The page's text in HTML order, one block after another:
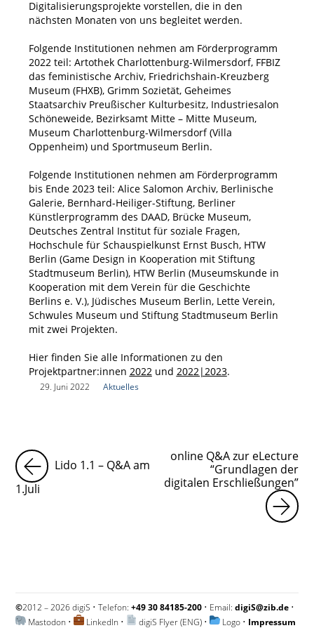
Digitalisierungsprojekte vorstellen, die in den
nächsten Monaten von uns begleitet werden.
Folgende Institutionen nehmen am Förderprogramm
2022 teil: Artothek Charlottenburg-Wilmersdorf, FFBIZ
das feministische Archiv, Friedrichshain-Kreuzberg
Museum (FHXB), Grimm Sozietät, Geheimes
Staatsarchiv Preußischer Kulturbesitz, Industriesalon
Schöneweide, Bezirksamt Mitte – Mitte Museum,
Museum Charlottenburg-Wilmersdorf (Villa
Oppenheim) und Sportmuseum Berlin.
Folgende Institutionen nehmen am Förderprogramm
bis Ende 2023 teil: Alice Salomon Archiv, Berlinische
Galerie, Bernhard-Heiliger-Stiftung, Berliner
Künstlerprogramm des DAAD, Brücke Museum,
Deutsches Zentral Institut für soziale Fragen,
Hochschule für Schauspielkunst Ernst Busch, HTW
Berlin (Game Design in Kooperation mit Stiftung
Stadtmuseum Berlin), HTW Berlin (Museumskunde in
Kooperation mit dem Verein für die Geschichte
Berlins e. V.), Jüdisches Museum Berlin, Lette Verein,
Schwules Museum und Stiftung Stadtmuseum Berlin
mit zwei Projekten.
Hier finden Sie alle Informationen zu den
Projektpartner:innen 2022und 2022|2023.
29. Juni 2022 Aktuelles
Lido 1.1 – Q&A am
1.Juli
online Q&A zur eLecture
“Grundlagen der
digitalen Erschließungen”
©2012 – 2026 digiS • Telefon:+49 30 84185-200 • Email:digiS@zib.de •
Mastodon • LinkedIn • digiS Flyer (ENG) • Logo • Impressum